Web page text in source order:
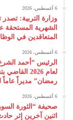
6 أغسطس، 2026
وزارة التربية:
الشهرية
المتعاقدين في
6 أغسطس، 2026
لعام 2026
رمضان” مديراً عاماً
6 أغسطس، 2026
صحيفة “الثورة
اثنين آخرين إثر